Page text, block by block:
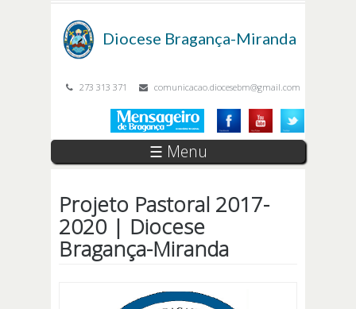
Diocese Bragança-Miranda
273 313 371 comunicacao.diocesebm@gmail.com
☰ Menu
Projeto Pastoral 2017-
2020 | Diocese
Bragança-Miranda